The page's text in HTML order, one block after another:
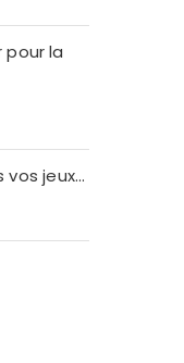
pour la
vos jeux…